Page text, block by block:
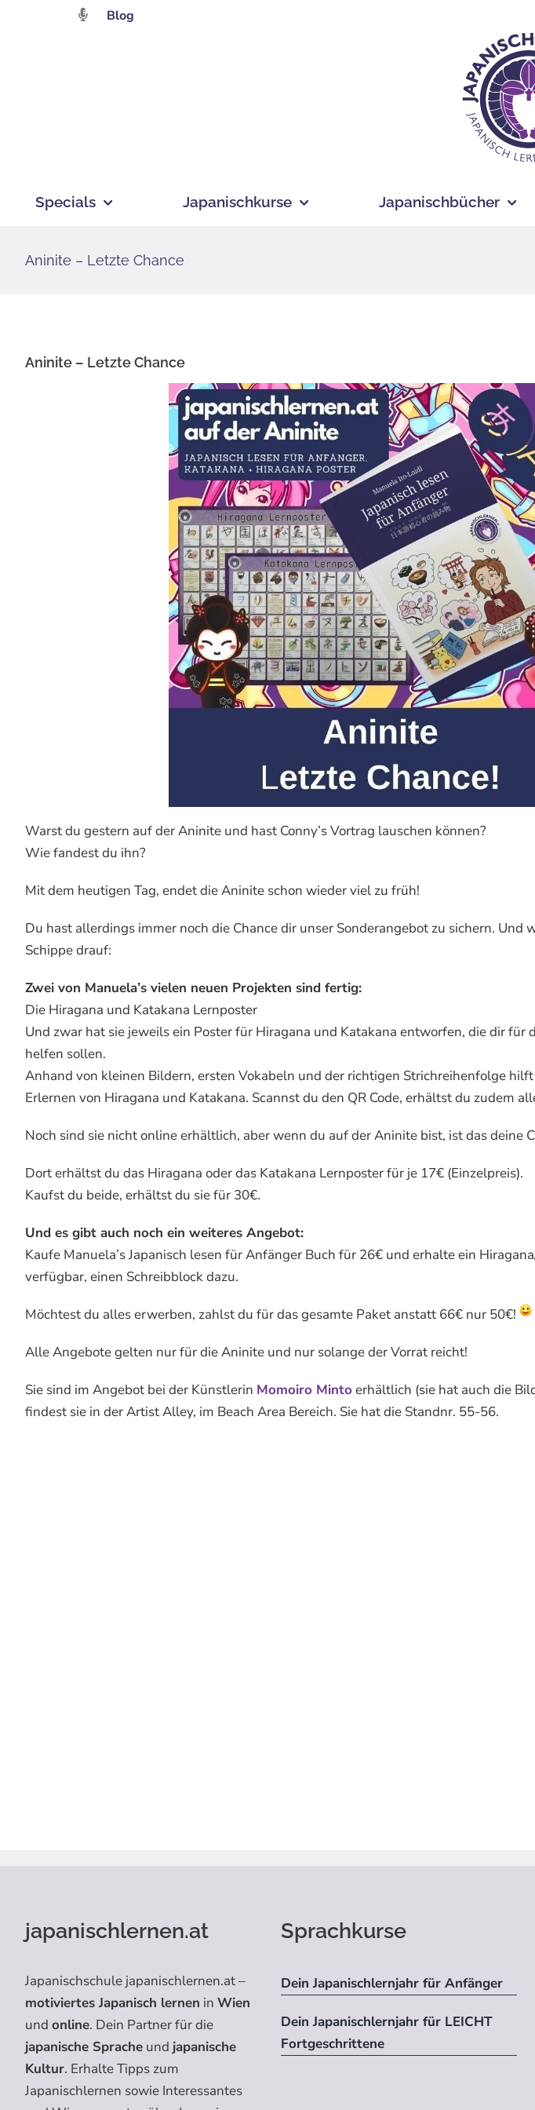
Blog
Specials Japanischkurse Japanischbücher
Aninite – Letzte Chance
Aninite – Letzte Chance
Warst du gestern auf der Aninite und hast Conny’s Vortrag lauschen können?
Wie fandest du ihn?
Mit dem heutigen Tag, endet die Aninite schon wieder viel zu früh!
Du hast allerdings immer noch die Chance dir unser Sonderangebot zu sichern. Und
Schippe drauf:
Zwei von Manuela’s vielen neuen Projekten sind fertig:
Die Hiragana und Katakana Lernposter
Und zwar hat sie jeweils ein Poster für Hiragana und Katakana entworfen, die dir für
helfen sollen.
Anhand von kleinen Bildern, ersten Vokabeln und der richtigen Strichreihenfolge
Erlernen von Hiragana und Katakana. Scannst du den QR Code, erhältst du zudem
Noch sind sie nicht online erhältlich, aber wenn du auf der Aninite bist, ist das deine
Dort erhältst du das Hiragana oder das Katakana Lernposter für je 17€ (Einzelpreis).
Kaufst du beide, erhältst du sie für 30€.
Und es gibt auch noch ein weiteres Angebot:
Kaufe Manuela’s Japanisch lesen für Anfänger Buch für 26€ und erhalte ein
verfügbar, einen Schreibblock dazu.
Möchtest du alles erwerben, zahlst du für das gesamte Paket anstatt 66€ nur 50€!
Alle Angebote gelten nur für die Aninite und nur solange der Vorrat reicht!
Sie sind im Angebot bei der Künstlerin Momoiro Minto erhältlich (sie hat auch die
findest sie in der Artist Alley, im Beach Area Bereich. Sie hat die Standnr. 55-56.
japanischlernen.at
Japanischschule japanischlernen.at –
motiviertes Japanisch lernen in Wien
und online. Dein Partner für die
japanische Spracheund japanische
Kultur. Erhalte Tipps zum
Japanischlernen sowie Interessantes
Sprachkurse
Dein Japanischlernjahr für Anfänger
Dein Japanischlernjahr für LEICHT
Fortgeschrittene